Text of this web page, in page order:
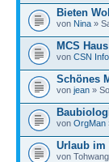
Bieten
von Nina »
MCS
von CSN Info
Schönes
von jean »
von OrgMan
Urlaub im
von